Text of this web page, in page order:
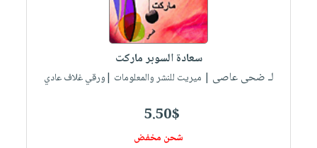
سعادة السوبر ماركت
لـ ضحى عاصى | ميريت للنشر والمعلومات |ورقي غلاف عادي
5.50$
شحن مخفض